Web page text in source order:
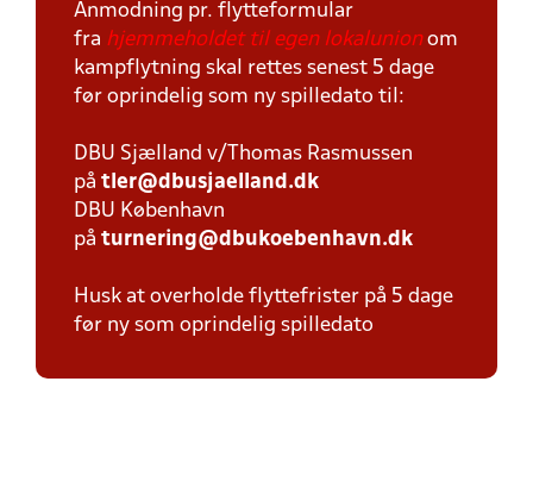
Anmodning pr. flytteformular
fra hjemmeholdet til egen lokalunionom
kampflytning skal rettes senest 5 dage
før oprindelig som ny spilledato til:
DBU Sjælland v/Thomas Rasmussen
på tler@dbusjaelland.dk
DBU København
på turnering@dbukoebenhavn.dk
Husk at overholde flyttefrister på 5 dage
før ny som oprindelig spilledato